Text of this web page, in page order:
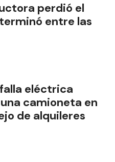
perdió el
entre las
eléctrica
camioneta en
de alquileres